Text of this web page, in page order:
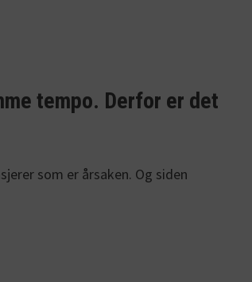
tempo. Derfor er det
som er årsaken. Og siden